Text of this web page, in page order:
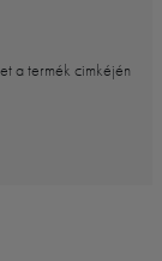
a termék cimkéjén